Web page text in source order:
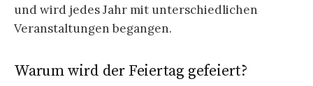
und wird jedes Jahr mit unterschiedlichen
Veranstaltungen begangen.
Warum wird der Feiertag gefeiert?